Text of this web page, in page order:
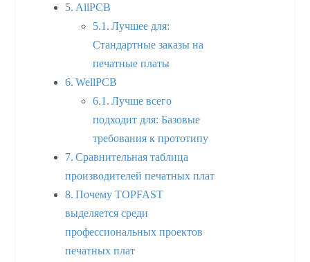
AllPCB
Лучшее для:
Стандартные заказы на
печатные платы
WellPCB
Лучше всего
подходит для: Базовые
требования к прототипу
Сравнительная таблица
производителей печатных плат
Почему TOPFAST
выделяется среди
профессиональных проектов
печатных плат